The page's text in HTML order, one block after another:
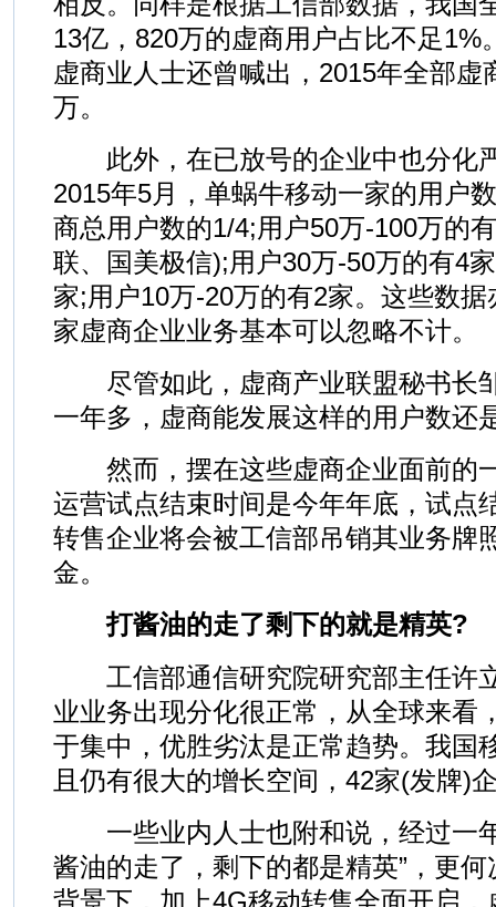
13亿，820万的虚商用户占比不足1%
虚商业人士还曾喊出，2015年全部虚
万。
此外，在已放号的企业中也分化
2015年5月，单蜗牛移动一家的用户
商总用户数的1/4;用户50万-100万的
联、国美极信);用户30万-50万的有4
家;用户10万-20万的有2家。这些数
家虚商企业业务基本可以忽略不计。
尽管如此，虚商产业联盟秘书长
一年多，虚商能发展这样的用户数还
然而，摆在这些虚商企业面前的
运营试点结束时间是今年年底，试点
转售企业将会被工信部吊销其业务牌
金。
打酱油的走了剩下的就是精英?
工信部通信研究院研究部主任许
业业务出现分化很正常，从全球来看
于集中，优胜劣汰是正常趋势。我国
且仍有很大的增长空间，42家(发牌)
一些业内人士也附和说，经过一
酱油的走了，剩下的都是精英”，更何
背景下，加上4G移动转售全面开启